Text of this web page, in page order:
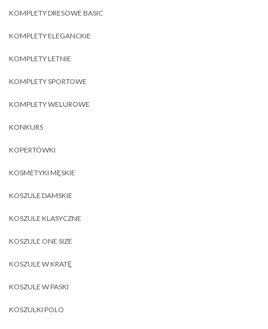
KOMPLETY DRESOWE BASIC
KOMPLETY ELEGANCKIE
KOMPLETY LETNIE
KOMPLETY SPORTOWE
KOMPLETY WELUROWE
KONKURS
KOPERTÓWKI
KOSMETYKI MĘSKIE
KOSZULE DAMSKIE
KOSZULE KLASYCZNE
KOSZULE ONE SIZE
KOSZULE W KRATĘ
KOSZULE W PASKI
KOSZULKI POLO